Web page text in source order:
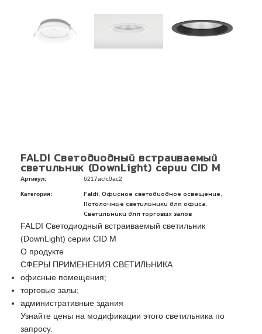
FALDI Светодиодный встраиваемый
светильник (DownLight) серии CID M
Артикул: 6217acfc0ac2
Категория: Faldi Офисное светодиодное освещение
Потолочные светильники для офиса
Светильники для торговых залов
FALDI Светодиодный встраиваемый светильник
(DownLight) серии CID M
О продукте
СФЕРЫ ПРИМЕНЕНИЯ СВЕТИЛЬНИКА
офисные помещения;
торговые залы;
административные здания
Узнайте цены на модификации этого светильника по
запросу.